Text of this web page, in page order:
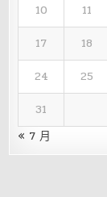
10
11
17
18
24
25
31
« 7 月